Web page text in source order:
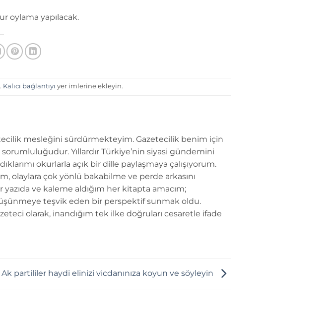
oylama yapılacak.
Kalıcı bağlantıyı yer imlerine ekleyin.
mesleğini sürdürmekteyim. Gazetecilik benim için
Yıllardır Türkiye’nin siyasi gündemini
okurlarla açık bir dille paylaşmaya çalışıyorum.
olaylara çok yönlü bakabilme ve perde arkasını
yazıda ve kaleme aldığım her kitapta amacım;
teşvik eden bir perspektif sunmak oldu.
olarak, inandığım tek ilke doğruları cesaretle ifade
Ak partililer haydi elinizi vicdanınıza koyun ve söyleyin